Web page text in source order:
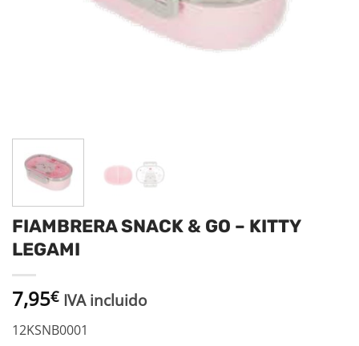
FIAMBRERA SNACK & GO – KITTY
LEGAMI
7,95€ IVA incluido
12KSNB0001